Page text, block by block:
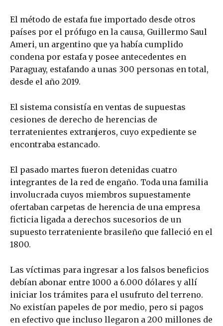
El método de estafa fue importado desde otros
países por el prófugo en la causa, Guillermo Saul
Ameri, un argentino que ya había cumplido
condena por estafa y posee antecedentes en
Paraguay, estafando a unas 300 personas en total,
desde el año 2019.
El sistema consistía en ventas de supuestas
cesiones de derecho de herencias de
terratenientes extranjeros, cuyo expediente se
encontraba estancado.
El pasado martes fueron detenidas cuatro
integrantes de la red de engaño. Toda una familia
involucrada cuyos miembros supuestamente
ofertaban carpetas de herencia de una empresa
ficticia ligada a derechos sucesorios de un
supuesto terrateniente brasileño que falleció en el
1800.
Las víctimas para ingresar a los falsos beneficios
debían abonar entre 1000 a 6.000 dólares y allí
iniciar los trámites para el usufruto del terreno.
No existían papeles de por medio, pero si pagos
en efectivo que incluso llegaron a 200 millones de